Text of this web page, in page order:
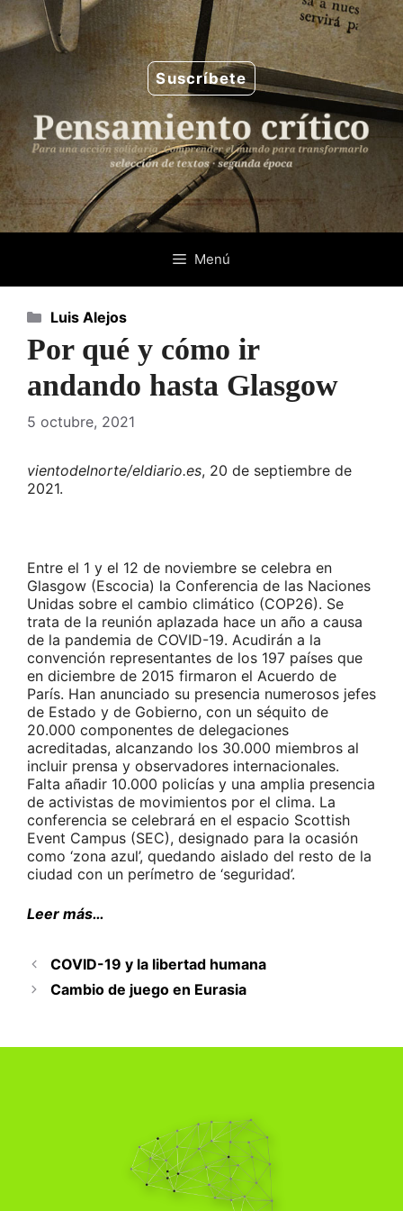
Saltar
al
contenido
Suscríbete
Menú
Por qué y cómo ir
andando hasta Glasgow
5 octubre, 2021
vientodelnorte/eldiario.es, 20 de septiembre de
2021.
Entre el 1 y el 12 de noviembre se celebra en
Glasgow (Escocia) la Conferencia de las Naciones
Unidas sobre el cambio climático (COP26). Se
trata de la reunión aplazada hace un año a causa
de la pandemia de COVID-19. Acudirán a la
convención representantes de los 197 países que
en diciembre de 2015 firmaron el Acuerdo de
París. Han anunciado su presencia numerosos jefes
de Estado y de Gobierno, con un séquito de
20.000 componentes de delegaciones
acreditadas, alcanzando los 30.000 miembros al
incluir prensa y observadores internacionales.
Falta añadir 10.000 policías y una amplia presencia
de activistas de movimientos por el clima. La
conferencia se celebrará en el espacio Scottish
Event Campus (SEC), designado para la ocasión
como ‘zona azul’, quedando aislado del resto de la
ciudad con un perímetro de ‘seguridad’.
Leer más…
Categorías
Luis Alejos
COVID-19 y la libertad humana
Cambio de juego en Eurasia